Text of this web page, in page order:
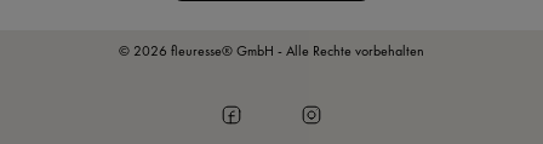
© 2026 fleuresse® GmbH - Alle Rechte vorbehalten